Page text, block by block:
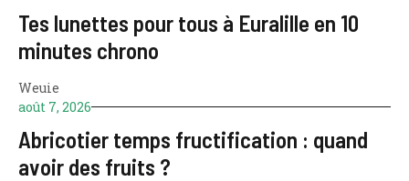
Tes lunettes pour tous à Euralille en 10
minutes chrono
Weuie
août 7, 2026
Abricotier temps fructification : quand
avoir des fruits ?